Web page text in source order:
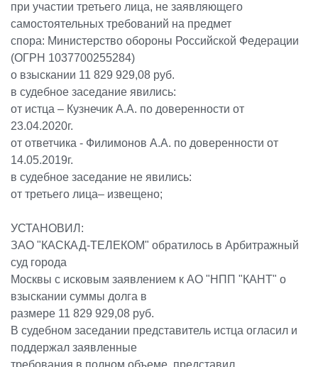
при участии третьего лица, не заявляющего
самостоятельных требований на предмет
спора: Министерство обороны Российской Федерации
(ОГРН 1037700255284)
о взыскании 11 829 929,08 руб.
в судебное заседание явились:
от истца – Кузнечик А.А. по доверенности от
23.04.2020г.
от ответчика - Филимонов А.А. по доверенности от
14.05.2019г.
в судебное заседание не явились:
от третьего лица– извещено;
УСТАНОВИЛ:
ЗАО "КАСКАД-ТЕЛЕКОМ" обратилось в Арбитражный
суд города
Москвы с исковым заявлением к АО "НПП "КАНТ" о
взыскании суммы долга в
размере 11 829 929,08 руб.
В судебном заседании представитель истца огласил и
поддержал заявленные
требования в полном объеме, представил